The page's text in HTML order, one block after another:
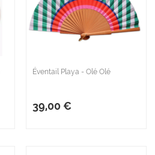
Éventail Playa - Olé Olé
39,00 €